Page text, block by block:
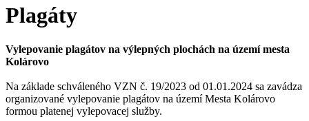
Plagáty
Vylepovanie plagátov na výlepných plochách na území mesta
Kolárovo
Na základe schváleného VZN č. 19/2023 od 01.01.2024 sa zavádza
organizované vylepovanie plagátov na území Mesta Kolárovo
formou platenej vylepovacej služby.